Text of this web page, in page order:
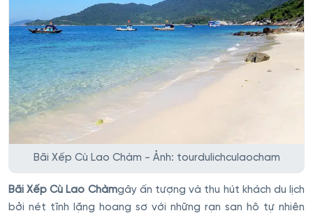
Bãi Xếp Cù Lao Chàm - Ảnh: tourdulichculaocham
Bãi Xếp Cù Lao Chàmgây ấn tượng và thu hút khách du lịch
bởi nét tĩnh lặng hoang sơ với những rạn san hô tự nhiên